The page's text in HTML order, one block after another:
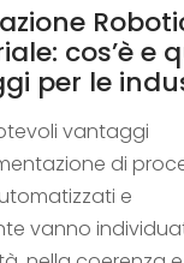
cos’è e
per le
vantaggi
di
e
vanno